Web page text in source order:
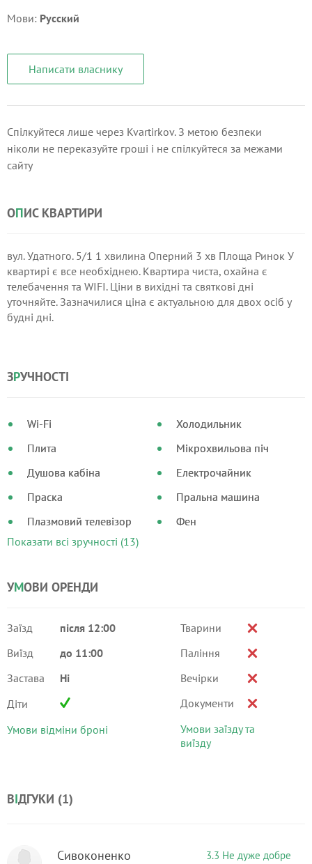
Мови: Русский
Написати власнику
Спілкуйтеся лише через Kvartirkov. З метою безпеки
ніколи не переказуйте гроші і не спілкуйтеся за межами
сайту
ОПИС КВАРТИРИ
вул. Удатного. 5/1 1 хвилина Оперний 3 хв Площа Ринок У
квартирі є все необхіднею. Квартира чиста, охайна є
телебачення та WIFI. Ціни в вихідні та святкові дні
уточняйте. Зазначилися ціна є актуальною для двох осіб у
будні дні.
ЗРУЧНОСТІ
Wi-Fi
Плита
Душова кабіна
Праска
Плазмовий телевізор
Холодильник
Мікрохвильова піч
Електрочайник
Пральна машина
Фен
Показати всі зручності (13)
УМОВИ ОРЕНДИ
Заїзд
після 12:00
Виїзд
до 11:00
Застава
Ні
Діти
Умови відміни броні
Тварини
Паління
Вечірки
Документи
Умови заїзду та
виїзду
ВІДГУКИ (1)
Сивоконенко 3.3 Не дуже добре